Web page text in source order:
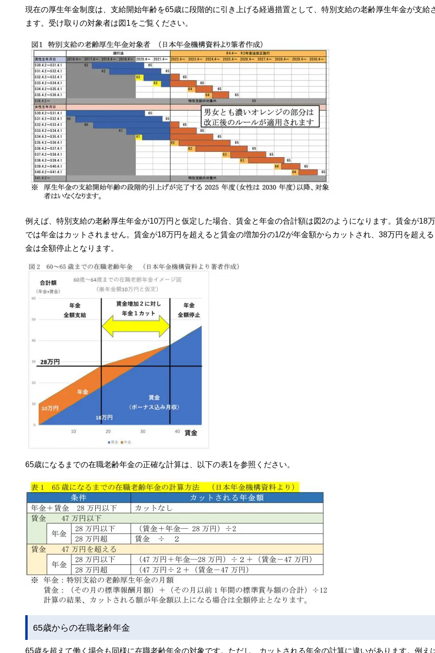
現在の厚生年金制度は、支給開始年齢を65歳に段階的に引き上げる経過措置として、特別支給の老齢厚生年金が支給
ます。受け取りの対象者は図1をご覧ください。
例えば、特別支給の老齢厚生年金が10万円と仮定した場合、賃金と年金の合計額は図2のようになります。賃金が18
では年金はカットされません。賃金が18万円を超えると賃金の増加分の1/2が年金額からカットされ、38万円を超え
金は全額停止となります。
65歳になるまでの在職老齢年金の正確な計算は、以下の表1を参照ください。
65歳からの在職老齢年金
65歳を超えて働く場合も同様に在職老齢年金の対象です。ただし、カットされる年金の計算に違いがあります。例え